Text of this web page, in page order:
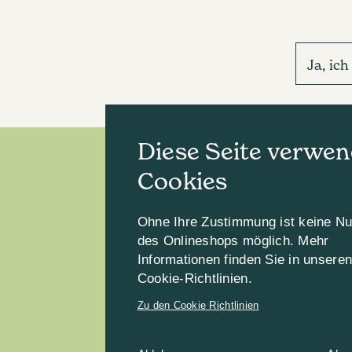
Ja,
Diese Seite
Cookies
Ohne Ihre Zustimmung ist keine
des Onlineshops möglich. Mehr
Informationen finden Sie in unseren
Cookie-Richtlinien.
Zu den Cookie Richtlinien